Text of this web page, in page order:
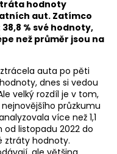
hodnoty
aut. Zatímco
% své hodnoty,
než průměr jsou na
auta po pěti
dnes si vedou
velký rozdíl je v tom,
průzkumu
více než 1,1
listopadu 2022 do
ztráty hodnoty.